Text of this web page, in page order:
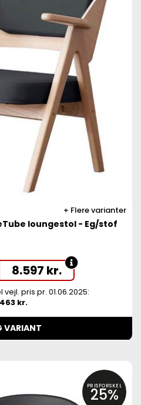
Flere varianter
loungestol - Eg/stof
8.597 kr.
pris pr. 01.06.2025:
kr.
VARIANT
PRISFORSKEL
25%